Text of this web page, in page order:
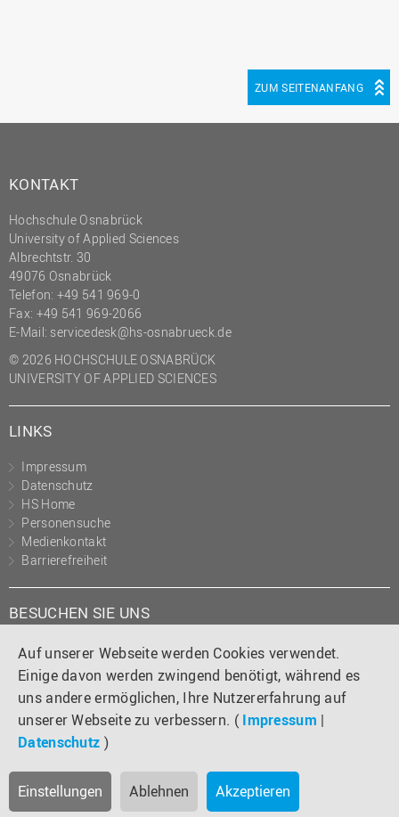
Auf unserer Webseite werden Cookies verwendet.
Einige davon werden zwingend benötigt, während es
uns andere ermöglichen, Ihre Nutzererfahrung auf
unserer Webseite zu verbessern. ( Impressum |
Datenschutz )
Einstellungen Ablehnen Akzeptieren
ZUM SEITENANFANG
KONTAKT
Hochschule Osnabrück
University of Applied Sciences
Albrechtstr. 30
49076 Osnabrück
Telefon: +49 541 969-0
Fax: +49 541 969-2066
E-Mail: servicedesk@hs-osnabrueck.de
© 2026 HOCHSCHULE OSNABRÜCK
UNIVERSITY OF APPLIED SCIENCES
LINKS
Impressum
Datenschutz
HS Home
Personensuche
Medienkontakt
Barrierefreiheit
BESUCHEN SIE UNS
Instagram
TiktokLinkedIn
YouTube
Facebook